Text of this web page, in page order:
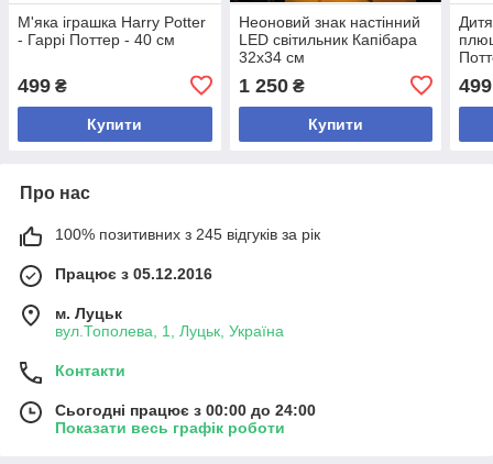
М'яка іграшка Harry Potter
- Гаррі Поттер - 40 см
499 ₴
Купити
Неоновий знак настінний
LED світильник Капібара
32x34 см
1 250₴
Купити
499
Про нас
100% позитивних з 245 відгуків за рік
Працює з 05.12.2016
м. Луцьк
вул.Тополева, 1, Луцьк, Україна
Контакти
Сьогодні працює з 00:00 до 24:00
Показати весь графік роботи